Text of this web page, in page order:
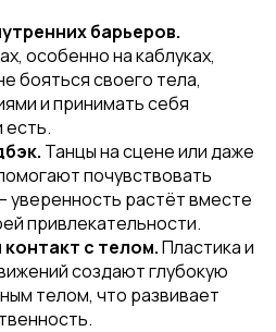
барьеров.
особенно на каблуках,
бояться своего тела,
и принимать себя
есть.
Танцы на сцене или даже
почувствовать
уверенность растёт вместе
привлекательности.
с телом.Пластика и
создают глубокую
телом, что развивает